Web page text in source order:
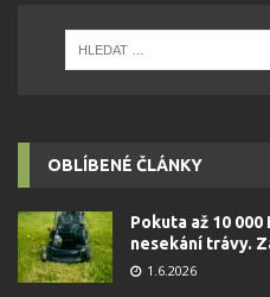
OBLÍBENÉ ČLÁNKY
Pokuta až 10
nesekání trávy.
1.6.2026